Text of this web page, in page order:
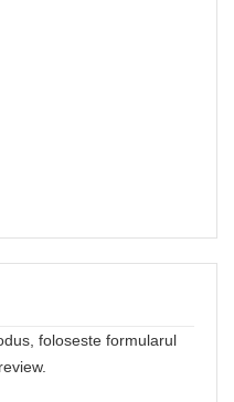
foloseste formularul